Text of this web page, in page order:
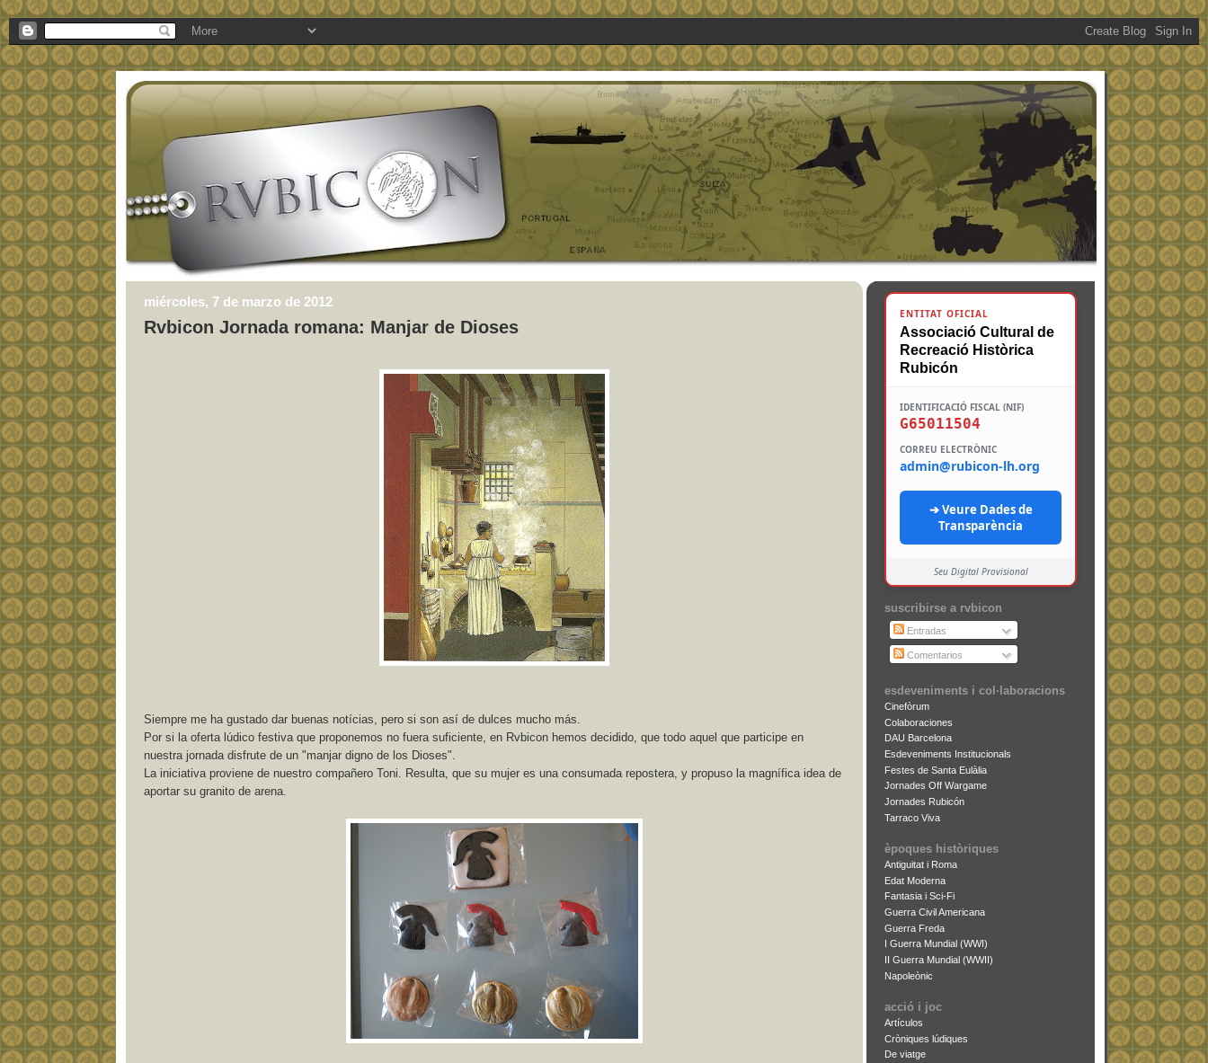
miércoles, 7 de marzo de 2012
Rvbicon Jornada romana: Manjar de Dioses
Siempre me ha gustado dar buenas notícias, pero si son así de dulces mucho más.
Por si la oferta lúdico festiva que proponemos no fuera suficiente, en Rvbicon hemos decidido, que todo aquel que participe en
nuestra jornada disfrute de un "manjar digno de los Dioses".
La iniciativa proviene de nuestro compañero Toni. Resulta, que su mujer es una consumada repostera, y propuso la magnífica idea de
aportar su granito de arena.
ENTITAT OFICIAL
Associació Cultural de
Recreació Històrica
Rubicón
IDENTIFICACIÓ FISCAL (NIF)
G65011504
CORREU ELECTRÒNIC
admin@rubicon-lh.org
➔ Veure Dades de
Transparència
Seu Digital Provisional
suscribirse a rvbicon
Entradas
Comentarios
esdeveniments i col·laboracions
Cinefòrum
Colaboraciones
DAU Barcelona
Esdeveniments Institucionals
Festes de Santa Eulàlia
Jornades Off Wargame
Jornades Rubicón
Tarraco Viva
èpoques històriques
Antiguitat i Roma
Edat Moderna
Fantasia i Sci-Fi
Guerra Civil Americana
Guerra Freda
I Guerra Mundial (WWI)
II Guerra Mundial (WWII)
Napoleònic
acció i joc
Artículos
Cròniques lúdiques
De viatge